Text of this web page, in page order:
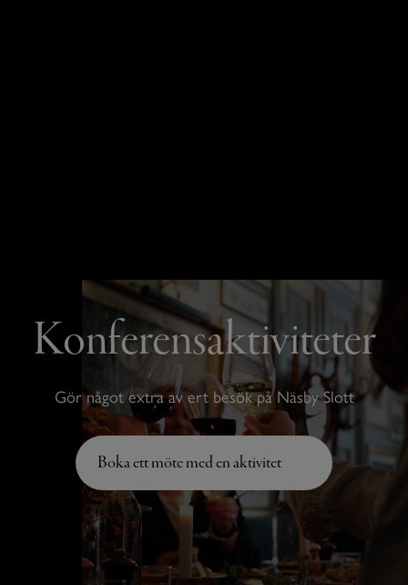
Konferensaktiviteter
Gör något extra av ert besök på Näsby Slott
Boka ett möte med en aktivitet